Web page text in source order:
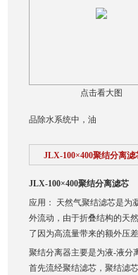
点击看大图
品除水系统中，油
JLX-100×400聚结分离滤
JLX-100×400聚结分离滤芯
应用： 天然气聚结滤芯是为
外流动，由于折叠结构的天
了因为高流量带来的额外压差
聚结分离器主要是为液-液分
首先流经聚结滤芯，聚结滤